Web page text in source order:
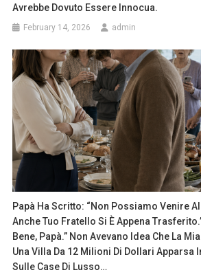
Avrebbe Dovuto Essere Innocua.
February 14, 2026 admin
Papà Ha Scritto: “Non Possiamo Venire
Anche Tuo Fratello Si È Appena
Bene, Papà.” Non Avevano Idea Che La
Una Villa Da 12 Milioni Di Dollari Apparsa
Sulle Case Di Lusso…